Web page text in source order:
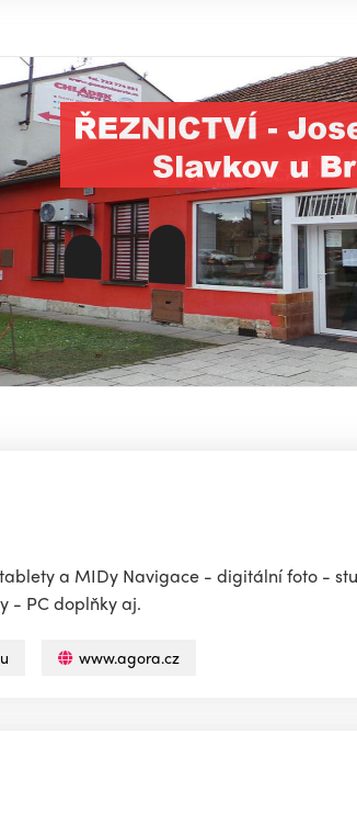
a MIDy Navigace - digitální foto -
- PC doplňky aj.
www.agora.cz